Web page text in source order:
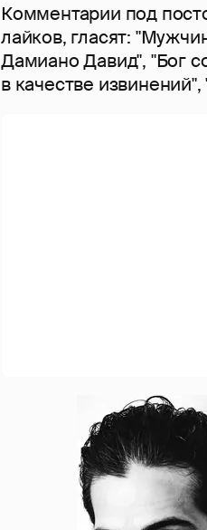
Комментарии под
лайков, гласят:
Дамиано Давид", "Бог
в качестве